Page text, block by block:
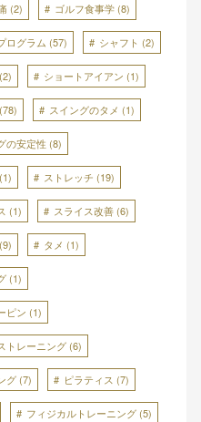
(2) ゴルフ食事学 (8)
ログラム (57) シャフト (2)
(2) ショートアイアン (1)
(78) スイングのタメ (1)
の安定性 (8)
(1) ストレッチ (19)
(1) スライス改善 (6)
(9) タメ (1)
(1)
ピン (1)
トレーニング (6)
グ (7) ピラティス (7)
フィジカルトレーニング (5)